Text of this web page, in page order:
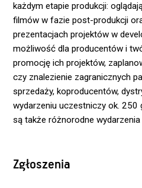
każdym etapie produkcji:
filmów w fazie post-produkcji
prezentacjach projektów w
możliwość dla producentów i
promocję ich projektów,
czy znalezienie zagranicznych
sprzedaży, koproducentów,
wydarzeniu uczestniczy ok. 250
są także różnorodne
Zgłoszenia